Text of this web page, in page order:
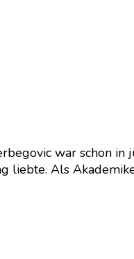
war schon in
Als